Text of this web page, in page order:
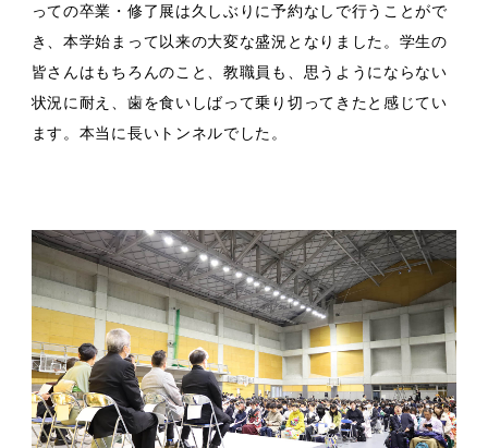
っての卒業・修了展は久しぶりに予約なしで行うことがで
き、本学始まって以来の大変な盛況となりました。 学生の
皆さんはもちろんのこと、教職員も、思うようにならない
状況に耐え、歯を食いしばって乗り切ってきたと感じてい
ます。 本当に長いトンネルでした。